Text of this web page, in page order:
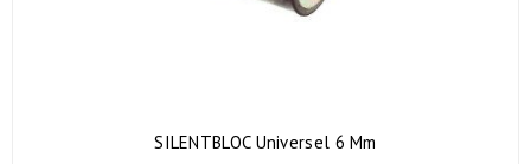
SILENTBLOC Universel 6 Mm